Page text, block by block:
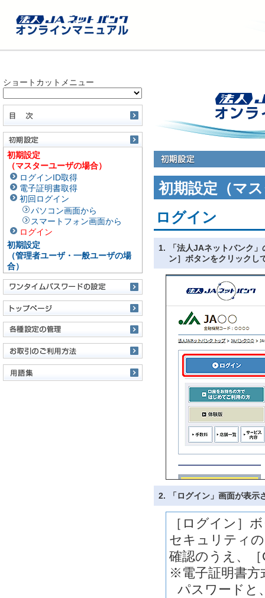
ショートカットメニュー
初期設定
（マスターユーザの場合）
ログインID取得
電子証明書取得
初回ログイン
パソコン画面から
スマートフォン画面から
ログイン
初期設定
（管理者ユーザ・一般ユーザの場
合）
初期設定（マ
ログイン
1.
「法人JAネットバンク
ン］ボタンをクリックし
2. 「ログイン」画面が表示
［ログイン］
セキュリティ
確認のうえ、
※電子証明書方
パスワードと